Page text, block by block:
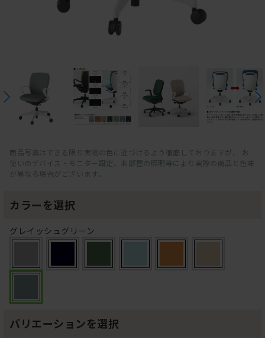
商品写真はできる限り実物の色に近づけるよう徹底しておりますが、 お
使いのデバイス・モニター設定、お部屋の照明等により実際の商品と色味
が異なる場合がございます。
カラーを選択
グレイッシュグリーン
バリエーションを選択